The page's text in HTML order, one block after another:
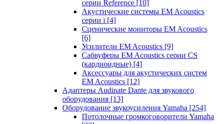
серии Reference [10]
Акустические системы EM Acoustics
серии i [4]
Сценические мониторы EM Acoustics
[6]
Усилители EM Acoustics [9]
Сабвуферы EM Acoustics серии CS
(кардиоидные) [4]
Аксессуары для акустических систем
EM Acoustics [12]
Адаптеры Audinate Dante для звукового
оборудования [13]
Оборудование звукоусиления Yamaha [254]
Потолочные громкоговорители Yamaha